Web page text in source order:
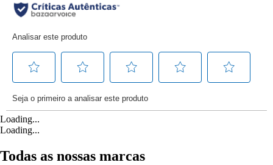
Loading...
Loading...
Todas as nossas marcas